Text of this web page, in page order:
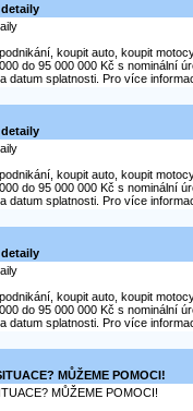
koupit auto, koupit
do 95 000 000 Kč s nominální
datum splatnosti. Pro více
koupit auto, koupit
do 95 000 000 Kč s nominální
datum splatnosti. Pro více
koupit auto, koupit
do 95 000 000 Kč s nominální
datum splatnosti. Pro více
MŮŽEME POMOCI!
MŮŽEME POMOCI!